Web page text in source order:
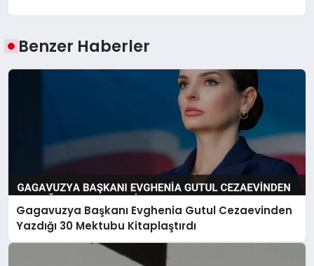
Benzer Haberler
Gagavuzya Başkanı Evghenia Gutul Cezaevinden
Yazdığı 30 Mektubu Kitaplaştırdı